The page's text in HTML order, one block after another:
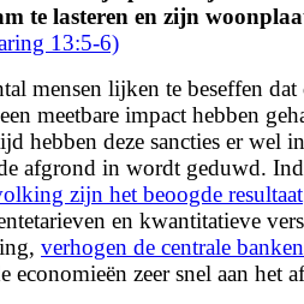
te lasteren en zijn
13:5-6)
mensen lijken te beseffen dat
meetbare impact hebben
hebben deze sancties er wel
afgrond in wordt geduwd.
zijn het beoogde resultaat
en kwantitatieve
verhogen de centrale
economieën zeer snel aan het